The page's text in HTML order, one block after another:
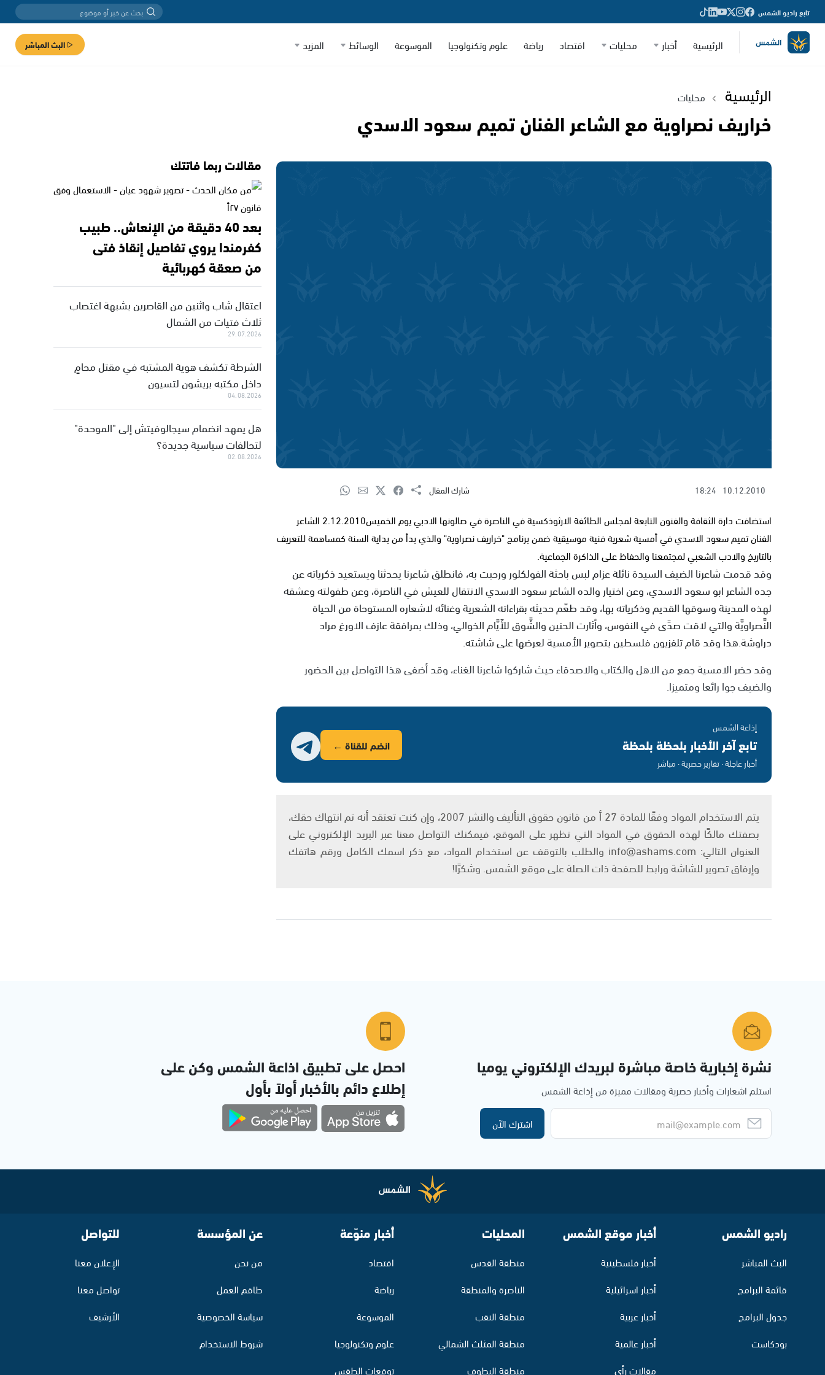
تابع راديو الشمس
الرئيسية أخبار محليات اقتصاد رياضة علوم وتكنولوجيا الموسوعة الوسائط المزيد البث المباشر
الرئيسية محليات
خراريف نصراوية مع الشاعر الفنان تميم سعود الاسدي
10.12.2010
18:24 شارك المقال
استضافت دارة الثقافة والفنون التابعة لمجلس الطائفة الارثوذكسية في الناصرة في صالونها الادبي يوم الخميس2.12.2010 الشاعر
الفنان تميم سعود الاسدي في أمسية شعرية فنية موسيقية ضمن برنامج "خراريف نصراوية" والذي بدأ من بداية السنة كمساهمة للتعريف
بالتاريخ والادب الشعبي لمجتمعنا والحفاظ على الذاكرة الجماعية.
وقد قدمت شاعرنا الضيف السيدة نائلة عزام لبس باحثة الفولكلور ورحبت به، فانطلق شاعرنا يحدثنا ويستعيد ذكرياته عن
جده الشاعر ابو سعود الاسدي، وعن اختيار والده الشاعر سعود الاسدي الانتقال للعيش في الناصرة، وعن طفولته وعشقه
لهذه المدينة وسوقها القديم وذكرياته بها، وقد طعّم حديثه بقراءاته الشعرية وغنائه لاشعاره المستوحاة من الحياة
النَّصراويَّة والتي لاقت صدًى في النفوس، وأثارت الحنين والشَّوق للأَيَّام الخوالي، وذلك بمرافقة عازف الاورغ مراد
دراوشة.هذا وقد قام تلفزيون فلسطين بتصوير الأمسية لعرضها على شاشته.
وقد حضر الامسية جمع من الاهل والكتاب والاصدقاء حيث شاركوا شاعرنا الغناء، وقد أضفى هذا التواصل بين الحضور
والضيف جوا رائعا ومتميزا.
إذاعة الشمس
تابع آخر الأخبار بلحظة بلحظة
أخبار عاجلة · تقارير حصرية · مباشر
انضم للقناة ←
يتم الاستخدام المواد وفقًا للمادة 27 أ من قانون حقوق التأليف والنشر 2007، وإن كنت تعتقد أنه تم انتهاك حقك،
بصفتك مالكًا لهذه الحقوق في المواد التي تظهر على الموقع، فيمكنك التواصل معنا عبر البريد الإلكتروني على
العنوان التالي: info@ashams.com والطلب بالتوقف عن استخدام المواد، مع ذكر اسمك الكامل ورقم هاتفك
وإرفاق تصوير للشاشة ورابط للصفحة ذات الصلة على موقع الشمس. وشكرًا!
مقالات ربما فاتتك
بعد 40 دقيقة من الإنعاش.. طبيب
كفرمندا يروي تفاصيل إنقاذ فتى
من صعقة كهربائية
اعتقال شاب واثنين من القاصرين بشبهة اغتصاب
ثلاث فتيات من الشمال
29.07.2026
الشرطة تكشف هوية المشتبه في مقتل محامٍ
داخل مكتبه بريشون لتسيون
04.08.2026
هل يمهد انضمام سيجالوفيتش إلى "الموحدة"
لتحالفات سياسية جديدة؟
02.08.2026
نشرة إخبارية خاصة مباشرة لبريدك الإلكتروني يوميا
استلم اشعارات وأخبار حصرية ومقالات مميزة من إذاعة الشمس
اشترك الآن
احصل على تطبيق اذاعة الشمس وكن على
إطلاع دائم بالأخبار أولاً بأول
راديو الشمس
البث المباشر
قائمة البرامج
جدول البرامج
بودكاست
أخبار موقع الشمس
أخبار فلسطينية
أخبار اسرائيلية
أخبار عربية
أخبار عالمية
مقالات رأي
المحليات
منطقة القدس
الناصرة والمنطقة
منطقة النقب
منطقة المثلث الشمالي
منطقة البطوف
أخبار منوّعة
اقتصاد
رياضة
الموسوعة
علوم وتكنولوجيا
توقعات الطقس
عن المؤسسة
من نحن
طاقم العمل
سياسة الخصوصية
شروط الاستخدام
للتواصل
الإعلان معنا
تواصل معنا
الأرشيف